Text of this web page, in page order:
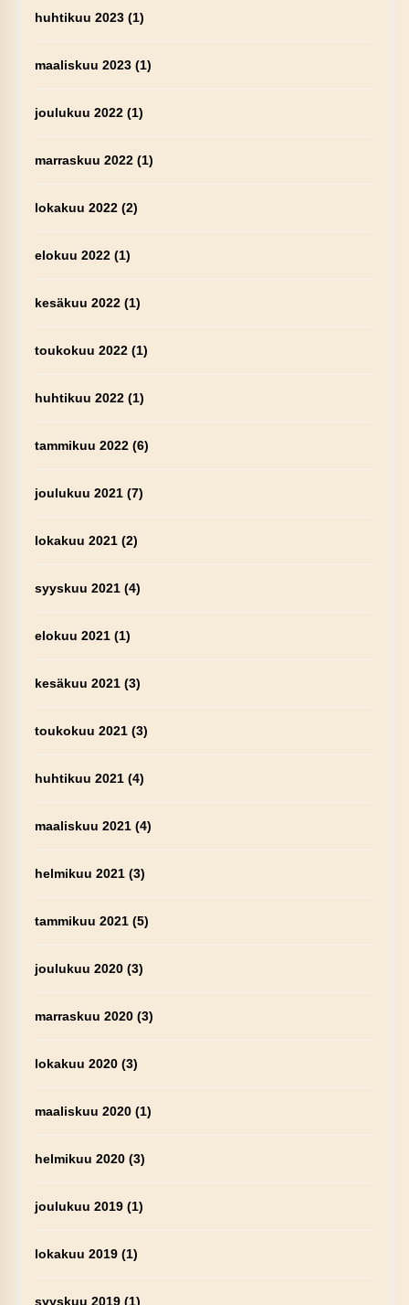
huhtikuu 2023(1)
maaliskuu 2023(1)
joulukuu 2022(1)
marraskuu 2022(1)
lokakuu 2022(2)
elokuu 2022(1)
kesäkuu 2022(1)
toukokuu 2022(1)
huhtikuu 2022(1)
tammikuu 2022(6)
joulukuu 2021(7)
lokakuu 2021(2)
syyskuu 2021(4)
elokuu 2021(1)
kesäkuu 2021(3)
toukokuu 2021(3)
huhtikuu 2021(4)
maaliskuu 2021(4)
helmikuu 2021(3)
tammikuu 2021(5)
joulukuu 2020(3)
marraskuu 2020(3)
lokakuu 2020(3)
maaliskuu 2020(1)
helmikuu 2020(3)
joulukuu 2019(1)
lokakuu 2019(1)
syyskuu 2019(1)